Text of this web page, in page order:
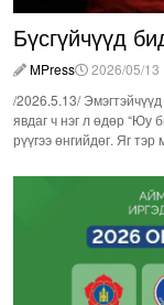
Бүсгүйчүүд
MPress
2026/05/13
/2026.5.13/
явдаг ч нэг л өдөр “Юу
рүүгээ өнгийдөг. Яг